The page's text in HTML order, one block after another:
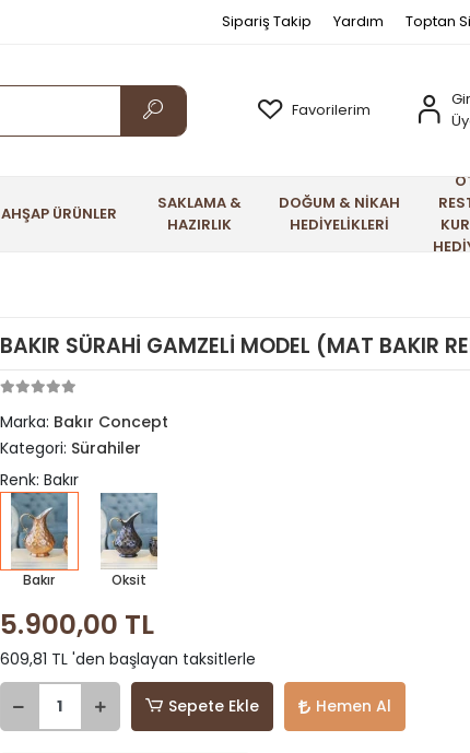
Sipariş Takip Yardım Toptan
Favorilerim
AHŞAP ÜRÜNLER
SAKLAMA &
HAZIRLIK
DOĞUM & NİKAH
HEDİYELİKLERİ
BAKIR SÜRAHİ GAMZELİ MODEL (MAT BAKIR
Marka: Bakır Concept
Kategori: Sürahiler
Renk: Bakır
Bakır Oksit
5.900,00 TL
609,81 TL 'den başlayan taksitlerle
Sepete Ekle Hemen Al